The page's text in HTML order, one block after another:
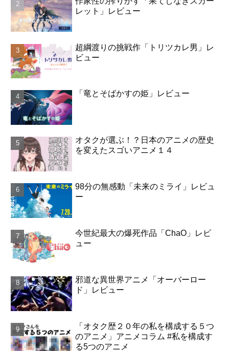
レット」レビュー
超綱渡りの挑戦作「トリツカレ男」レ
ビュー
「竜とそばかすの姫」レビュー
オタクが選ぶ！？日本のアニメの歴史
を変えたスゴいアニメ１４
98分の無感動「未来のミライ」レビュ
ー
今世紀最大の爆死作品「ChaO」レビ
ュー
邪道な異世界アニメ「オーバーロー
ド」レビュー
「オタク歴２０年の私を構成する５つ
のアニメ」アニメコラム #私を構成す
る5つのアニメ